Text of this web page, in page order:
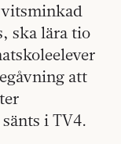
ska lära tio
att
i TV4.